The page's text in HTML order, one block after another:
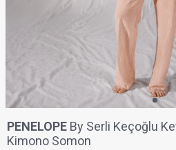
PENELOPE By Serli Keçoğlu
Kimono Somon